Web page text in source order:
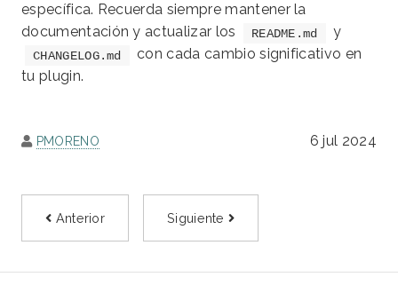
específica. Recuerda siempre mantener la
documentación y actualizar los
README.md y
CHANGELOG.md
con cada cambio significativo en
tu plugin.
PMORENO 6 jul 2024
Anterior Siguiente